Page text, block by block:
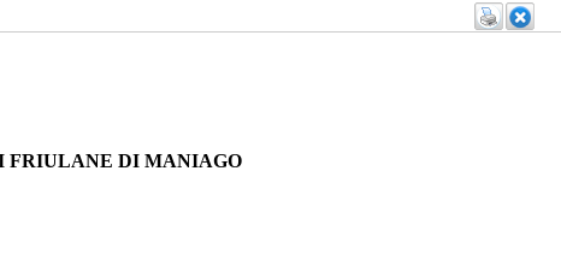
DI MANIAGO